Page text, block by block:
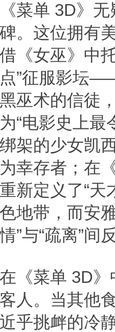
《菜单 3D》
碑。这位拥有
借《女巫》中
点”征服影坛
黑巫术的信徒
为“电影史上
绑架的少女凯
为幸存者；在
重新定义了“天
色地带，而安
情”与“疏离”间
在《菜单 3D》
客人。当其他
近乎挑衅的冷